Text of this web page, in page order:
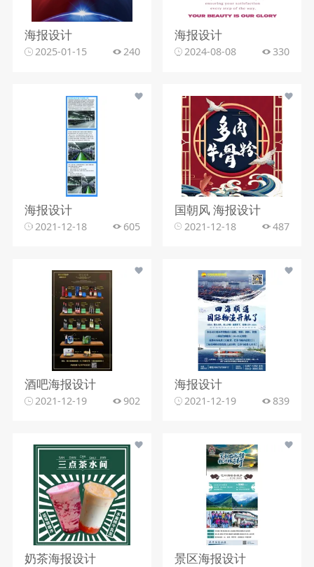
海报设计
2025-01-15 240
海报设计
2024-08-08 330
海报设计
2021-12-18 605
国朝风 海报设计
2021-12-18 487
酒吧海报设计
2021-12-19 902
海报设计
2021-12-19 839
奶茶海报设计 景区海报设计